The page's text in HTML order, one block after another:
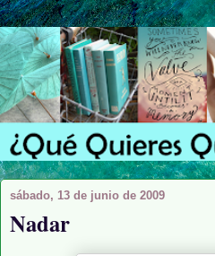
sábado, 13 de junio de 2009
Nadar